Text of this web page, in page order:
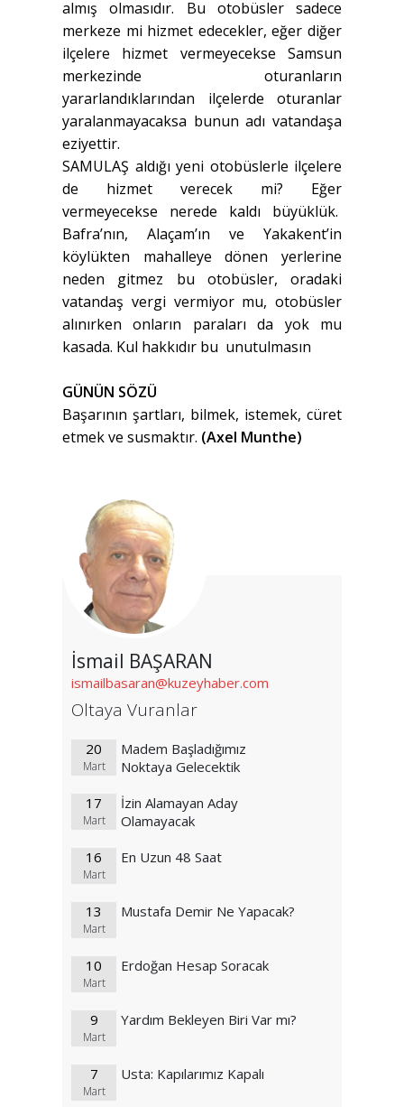
almış olmasıdır. Bu otobüsler sadece
merkeze mi hizmet edecekler, eğer diğer
ilçelere hizmet vermeyecekse Samsun
merkezinde oturanların
yararlandıklarından ilçelerde oturanlar
yaralanmayacaksa bunun adı vatandaşa
eziyettir.
SAMULAŞ aldığı yeni otobüslerle ilçelere
de hizmet verecek mi? Eğer
vermeyecekse nerede kaldı büyüklük.
Bafra’nın, Alaçam’ın ve Yakakent’in
köylükten mahalleye dönen yerlerine
neden gitmez bu otobüsler, oradaki
vatandaş vergi vermiyor mu, otobüsler
alınırken onların paraları da yok mu
kasada. Kul hakkıdır bu unutulmasın
GÜNÜN SÖZÜ
Başarının şartları, bilmek, istemek, cüret
etmek ve susmaktır. (Axel Munthe)
İsmail BAŞARAN
ismailbasaran@kuzeyhaber.com
Oltaya Vuranlar
20
Mart
Madem Başladığımız
Noktaya Gelecektik
17
Mart
İzin Alamayan Aday
Olamayacak
16
Mart
En Uzun 48 Saat
13
Mart
Mustafa Demir Ne Yapacak?
10
Mart
Erdoğan Hesap Soracak
9
Mart
Yardım Bekleyen Biri Var mı?
7
Mart
Usta: Kapılarımız Kapalı